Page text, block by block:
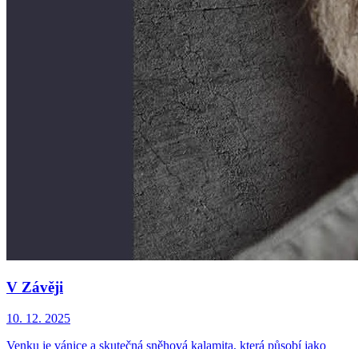
V Závěji
10. 12. 2025
Venku je vánice a skutečná sněhová kalamita, která působí jako